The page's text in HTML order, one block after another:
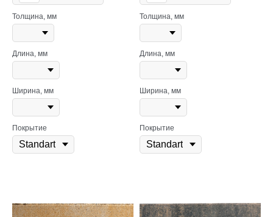
Толщина, мм
Длина, мм
Ширина, мм
Покрытие
Толщина, мм
Длина, мм
Ширина, мм
Покрытие